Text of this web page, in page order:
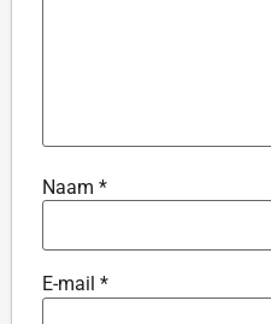
Naam *
E-mail *